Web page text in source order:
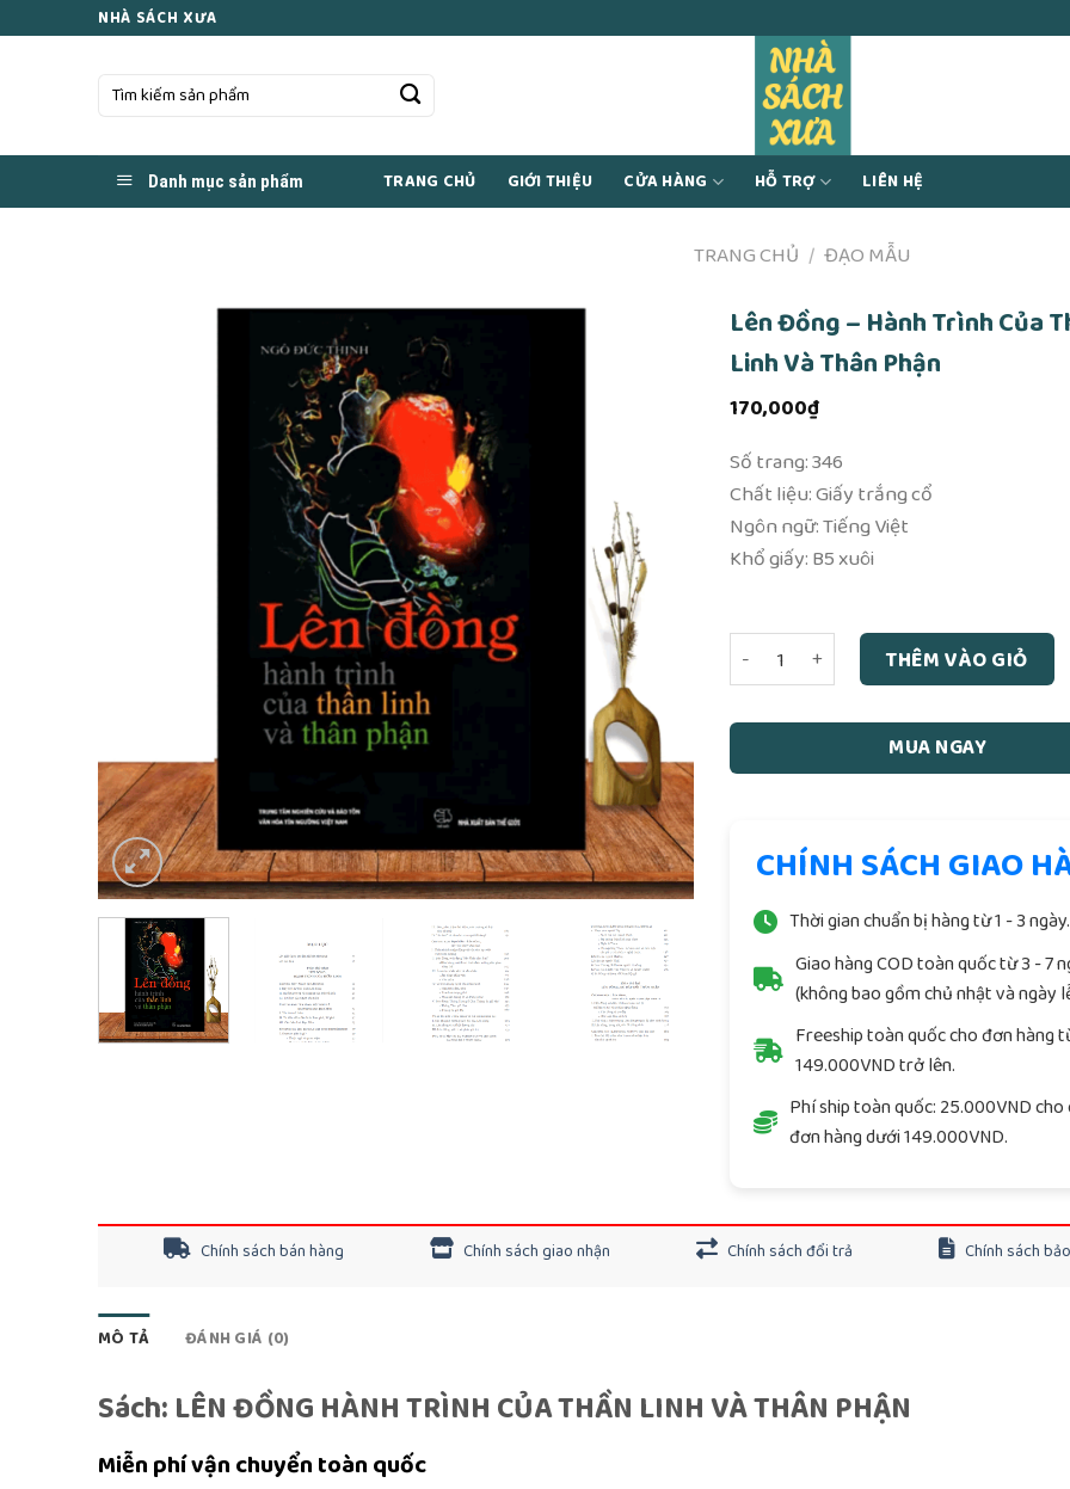
NHÀ SÁCH XƯA
Tìm
Danh mục sản phẩm TRANG CHỦ GIỚI THIỆU CỬA HÀNG HỖ TRỢ LIÊN HỆ
TRANG CHỦ / ĐẠO MẪU
Lên Đồng – Hành Trình Của
Linh Và Thân Phận
170,000₫
Số trang: 346
Chất liệu: Giấy trắng cổ
Ngôn ngữ: Tiếng Việt
Khổ giấy: B5 xuôi
Lên Đồng - Hành Trình Của Thần Linh
THÊM VÀO GIỎ
MUA NGAY
CHÍNH SÁCH GIAO
Thời gian chuẩn bị hàng từ 1 - 3 ngày.
Giao hàng COD toàn quốc từ 3 - 7
(không bao gồm chủ nhật và ngày
Freeship toàn quốc cho đơn hàng
149.000VND trở lên.
Phí ship toàn quốc: 25.000VND cho
đơn hàng dưới 149.000VND.
Chính sách bán hàng Chính sách giao nhận Chính sách đổi trả Chính sách
MÔ TẢ ĐÁNH GIÁ (0)
Sách: LÊN ĐỒNG HÀNH TRÌNH CỦA THẦN LINH VÀ THÂN PHẬN
Miễn phí vận chuyển toàn quốc